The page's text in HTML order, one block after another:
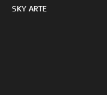
SKY ARTE